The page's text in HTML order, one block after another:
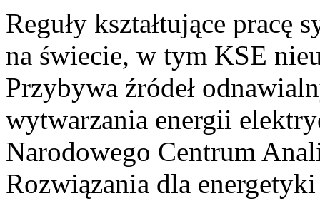
Reguły kształtujące pracę
na świecie, w tym KSE
Przybywa źródeł
wytwarzania energii
Narodowego Centrum
Rozwiązania dla